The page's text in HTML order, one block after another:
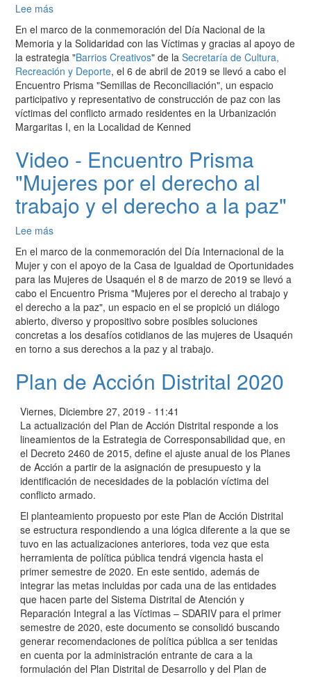
Lee más
-
Encuentro
Prisma
"Semillas
de
Reconciliación"
En el marco de la conmemoración del Día Nacional de la
Memoria y la Solidaridad con las Víctimas y gracias al apoyo de
la estrategia "Barrios Creativos" de la Secretaría de Cultura,
Recreación y Deporte, el 6 de abril de 2019 se llevó a cabo el
Encuentro Prisma "Semillas de Reconciliación", un espacio
participativo y representativo de construcción de paz con las
víctimas del conflicto armado residentes en la Urbanización
Margaritas I, en la Localidad de Kenned
Video - Encuentro Prisma
"Mujeres por el derecho al
trabajo y el derecho a la paz"
Lee más
-
Encuentro
Prisma
"Mujeres
por
el
derecho
al
y
derecho
a
la
paz"
En el marco de la conmemoración del Día Internacional de la
Mujer y con el apoyo de la Casa de Igualdad de Oportunidades
para las Mujeres de Usaquén el 8 de marzo de 2019 se llevó a
cabo el Encuentro Prisma "Mujeres por el derecho al trabajo y
el derecho a la paz", un espacio en el se propició un diálogo
abierto, diverso y propositivo sobre posibles soluciones
concretas a los desafíos cotidianos de las mujeres de Usaquén
en torno a sus derechos a la paz y al trabajo.
Plan de Acción Distrital 2020
Viernes, Diciembre 27, 2019 - 11:41
La actualización del Plan de Acción Distrital responde a los
lineamientos de la Estrategia de Corresponsabilidad que, en
el Decreto 2460 de 2015, define el ajuste anual de los Planes
de Acción a partir de la asignación de presupuesto y la
identificación de necesidades de la población víctima del
conflicto armado.
El planteamiento propuesto por este Plan de Acción Distrital
se estructura respondiendo a una lógica diferente a la que se
tuvo en las actualizaciones anteriores, toda vez que esta
herramienta de política pública tendrá vigencia hasta el
primer semestre de 2020. En este sentido, además de
integrar las metas incluidas por cada una de las entidades
que hacen parte del Sistema Distrital de Atención y
Reparación Integral a las Víctimas – SDARIV para el primer
semestre de 2020, este documento se consolidó buscando
generar recomendaciones de política pública a ser tenidas
en cuenta por la administración entrante de cara a la
formulación del Plan Distrital de Desarrollo y del Plan de